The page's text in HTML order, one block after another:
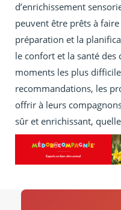
d’enrichissement
peuvent être prêts à
préparation et la
le confort et la santé des
moments les plus
recommandations, les
offrir à leurs
sûr et enrichissant,